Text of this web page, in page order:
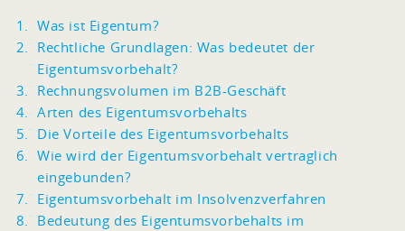
Was ist Eigentum?
Rechtliche Grundlagen: Was bedeutet der
Eigentumsvorbehalt?
Rechnungsvolumen im B2B-Geschäft
Arten des Eigentumsvorbehalts
Die Vorteile des Eigentumsvorbehalts
Wie wird der Eigentumsvorbehalt vertraglich
eingebunden?
Eigentumsvorbehalt im Insolvenzverfahren
Bedeutung des Eigentumsvorbehalts im